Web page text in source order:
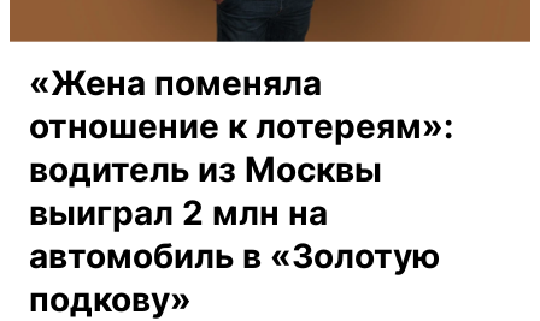
«Жена поменяла
отношение к лотереям»:
водитель из Москвы
выиграл 2 млн на
автомобиль в «Золотую
подкову»